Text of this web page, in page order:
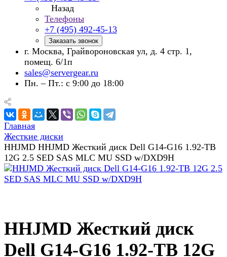
Назад
Телефоны
+7 (495) 492-45-13
Заказать звонок
г. Москва, Грайвороновская ул, д. 4 стр. 1,
помещ. 6/1п
sales@servergear.ru
Пн. – Пт.: с 9:00 до 18:00
Главная
Жесткие диски
HHJMD HHJMD Жесткий диск Dell G14-G16 1.92-TB
12G 2.5 SED SAS MLC MU SSD w/DXD9H
HHJMD Жесткий диск
Dell G14-G16 1.92-TB 12G